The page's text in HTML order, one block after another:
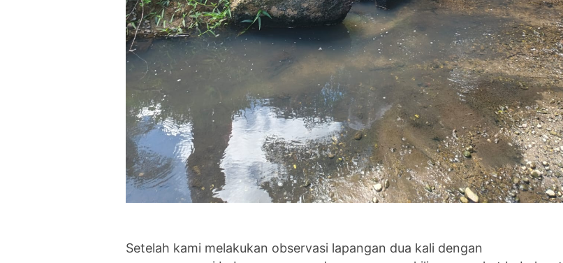
‎Setelah kami melakukan observasi lapangan dua kali dengan